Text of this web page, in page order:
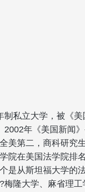
私立大学，被《
年《美国新闻
美第二，商科研究
院在美国法学院排
是从斯坦福大学的
隆大学、麻省理